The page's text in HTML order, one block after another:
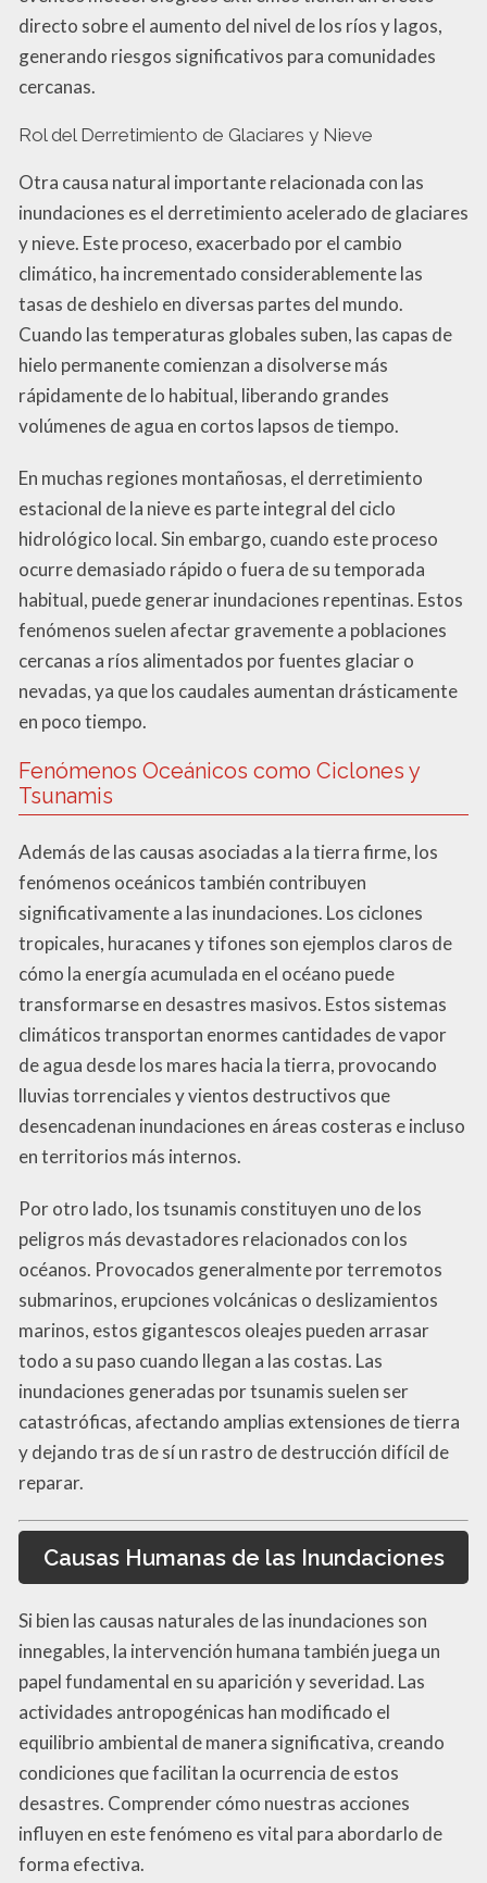
directo sobre el aumento del nivel de los ríos y lagos,
generando riesgos significativos para comunidades
cercanas.
Rol del Derretimiento de Glaciares y Nieve
Otra causa natural importante relacionada con las
inundaciones es el derretimiento acelerado de glaciares
y nieve. Este proceso, exacerbado por el cambio
climático, ha incrementado considerablemente las
tasas de deshielo en diversas partes del mundo.
Cuando las temperaturas globales suben, las capas de
hielo permanente comienzan a disolverse más
rápidamente de lo habitual, liberando grandes
volúmenes de agua en cortos lapsos de tiempo.
En muchas regiones montañosas, el derretimiento
estacional de la nieve es parte integral del ciclo
hidrológico local. Sin embargo, cuando este proceso
ocurre demasiado rápido o fuera de su temporada
habitual, puede generar inundaciones repentinas. Estos
fenómenos suelen afectar gravemente a poblaciones
cercanas a ríos alimentados por fuentes glaciar o
nevadas, ya que los caudales aumentan drásticamente
en poco tiempo.
Fenómenos Oceánicos como Ciclones y
Tsunamis
Además de las causas asociadas a la tierra firme, los
fenómenos oceánicos también contribuyen
significativamente a las inundaciones. Los ciclones
tropicales, huracanes y tifones son ejemplos claros de
cómo la energía acumulada en el océano puede
transformarse en desastres masivos. Estos sistemas
climáticos transportan enormes cantidades de vapor
de agua desde los mares hacia la tierra, provocando
lluvias torrenciales y vientos destructivos que
desencadenan inundaciones en áreas costeras e incluso
en territorios más internos.
Por otro lado, los tsunamis constituyen uno de los
peligros más devastadores relacionados con los
océanos. Provocados generalmente por terremotos
submarinos, erupciones volcánicas o deslizamientos
marinos, estos gigantescos oleajes pueden arrasar
todo a su paso cuando llegan a las costas. Las
inundaciones generadas por tsunamis suelen ser
catastróficas, afectando amplias extensiones de tierra
y dejando tras de sí un rastro de destrucción difícil de
reparar.
Causas Humanas de las Inundaciones
Si bien las causas naturales de las inundaciones son
innegables, la intervención humana también juega un
papel fundamental en su aparición y severidad. Las
actividades antropogénicas han modificado el
equilibrio ambiental de manera significativa, creando
condiciones que facilitan la ocurrencia de estos
desastres. Comprender cómo nuestras acciones
influyen en este fenómeno es vital para abordarlo de
forma efectiva.